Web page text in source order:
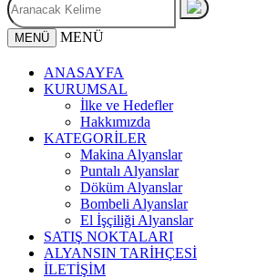
MENÜ MENÜ
ANASAYFA
KURUMSAL
İlke ve Hedefler
Hakkımızda
KATEGORİLER
Makina Alyanslar
Puntalı Alyanslar
Döküm Alyanslar
Bombeli Alyanslar
El İşçiliği Alyanslar
SATIŞ NOKTALARI
ALYANSIN TARİHÇESİ
İLETİŞİM